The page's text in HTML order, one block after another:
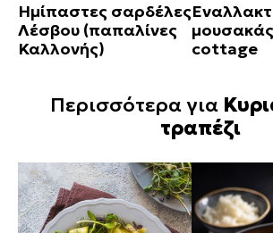
Ημίπαστες σαρδέλες
Λέσβου (παπαλίνες
Καλλονής)
μουσακάς
cottage
Περισσότερα για
τραπέζι